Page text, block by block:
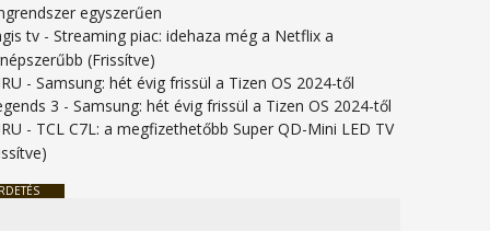
egyszerűen
tv -Streaming piac: idehaza még a Netflix a
(Frissítve)
-Samsung: hét évig frissül a Tizen OS 2024-től
3 -Samsung: hét évig frissül a Tizen OS 2024-től
- TCL C7L: a megfizethetőbb Super QD-Mini LED TV